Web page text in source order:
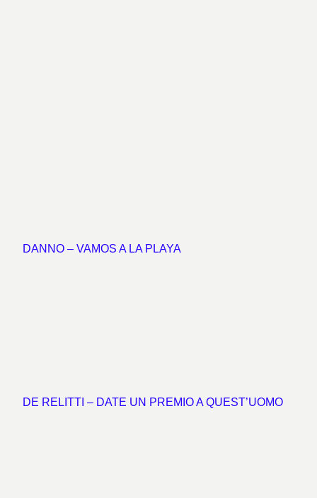
DANNO – VAMOS A LA PLAYA
DE RELITTI – DATE UN PREMIO A QUEST’UOMO